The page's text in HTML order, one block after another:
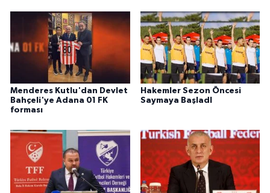
Menderes Kutlu'dan Devlet
Bahçeli'ye Adana 01 FK
forması
Hakemler Sezon Öncesi
Saymaya BaşladI